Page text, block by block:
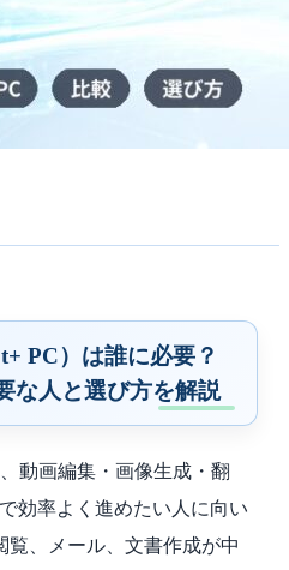
PC）は誰に必要？
な人と選び方を解説
動画編集・画像生成・翻
効率よく進めたい人に向い
覧、メール、文書作成が中